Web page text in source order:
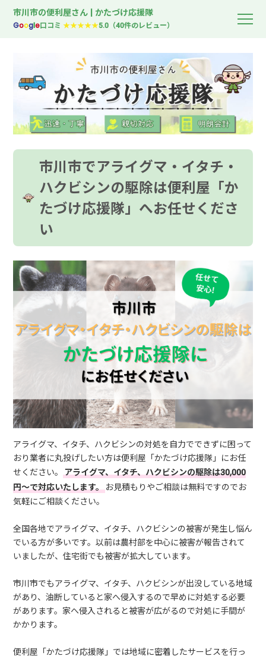
市川市の便利屋さん | かたづけ応援隊
Google口コミ★★★★★5.0（40件のレビュー）
市川市でアライグマ・イタチ・
ハクビシンの駆除は便利屋「か
たづけ応援隊」へお任せくださ
い
アライグマ、イタチ、ハクビシンの対処を自力でできずに困って
おり業者に丸投げしたい方は便利屋「かたづけ応援隊」にお任
せください。アライグマ、イタチ、ハクビシンの駆除は30,000
円～で対応いたします。お見積もりやご相談は無料ですのでお
気軽にご相談ください。
全国各地でアライグマ、イタチ、ハクビシンの被害が発生し悩ん
でいる方が多いです。以前は農村部を中心に被害が報告されて
いましたが、住宅街でも被害が拡大しています。
市川市でもアライグマ、イタチ、ハクビシンが出没している地域
があり、油断していると家へ侵入するので早めに対処する必要
があります。家へ侵入されると被害が広がるので対処に手間が
かかります。
便利屋「かたづけ応援隊」では地域に密着したサービスを行っ